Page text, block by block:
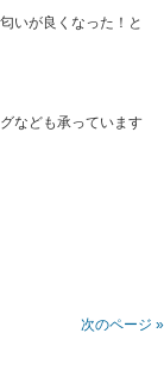
いが良くなった！と
なども承っています
次のページ »